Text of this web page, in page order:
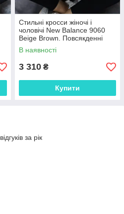
Стильні кросси жіночі і
чоловічі New Balance 9060
Beige Brown. Повсякденні
унісекс кроссівки Нью Беленс
9060.
В наявності
3 310 ₴
Купити
за рік